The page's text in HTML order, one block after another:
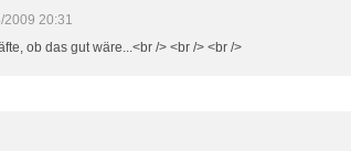
2009 20:31
ob das gut wäre...<br /> <br /> <br />